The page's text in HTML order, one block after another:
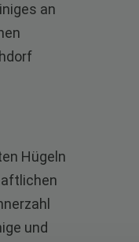
an
Hügeln
und